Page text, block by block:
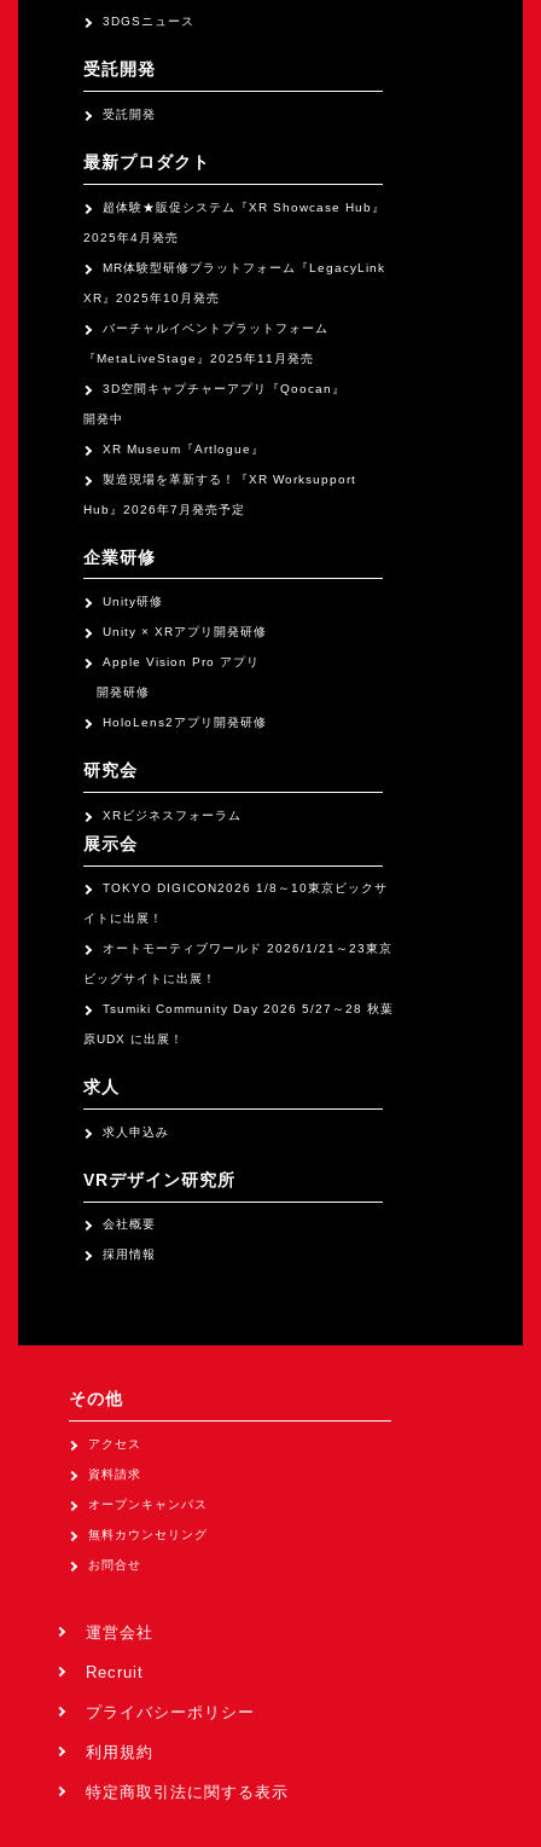
3DGSニュース
受託開発
受託開発
最新プロダクト
超体験★販促システム『XR Showcase Hub』
2025年4月発売
MR体験型研修プラットフォーム『LegacyLink
XR』2025年10月発売
バーチャルイベントプラットフォーム
『MetaLiveStage』2025年11月発売
3D空間キャプチャーアプリ『Qoocan』
開発中
XR Museum『Artlogue』
製造現場を革新する！『XR Worksupport
Hub』2026年7月発売予定
企業研修
Unity研修
Unity × XRアプリ開発研修
Apple Vision Pro アプリ
開発研修
HoloLens2アプリ開発研修
研究会
XRビジネスフォーラム
展示会
TOKYO DIGICON2026 1/8～10東京ビックサ
イトに出展！
オートモーティブワールド 2026/1/21～23東京
ビッグサイトに出展！
Tsumiki Community Day 2026 5/27～28 秋葉
原UDX に出展！
求人
求人申込み
VRデザイン研究所
会社概要
採用情報
その他
アクセス
資料請求
オープンキャンパス
無料カウンセリング
お問合せ
運営会社
Recruit
プライバシーポリシー
利用規約
特定商取引法に関する表示